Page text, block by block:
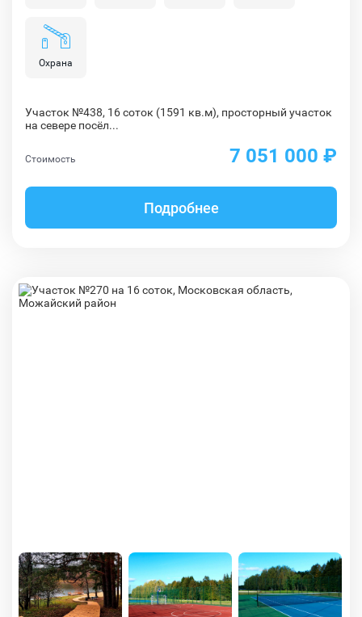
Охрана
Стоимость 7 051 000 ₽
Подробнее
Участок №438, 16 соток (1591 кв.м), просторный участок
на севере посёл...